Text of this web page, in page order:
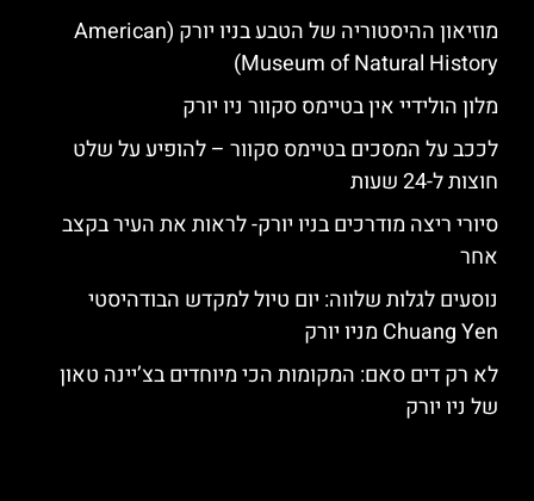
מוזיאון ההיסטוריה של הטבע בניו יורק (American
Museum of Natural History)
מלון הולידיי אין בטיימס סקוור ניו יורק
לככב על המסכים בטיימס סקוור – להופיע על שלט
חוצות ל-24 שעות
סיורי ריצה מודרכים בניו יורק- לראות את העיר בקצב
אחר
נוסעים לגלות שלווה: יום טיול למקדש הבודהיסטי
Chuang Yen מניו יורק
לא רק דים סאם: המקומות הכי מיוחדים בצ’יינה טאון
של ניו יורק